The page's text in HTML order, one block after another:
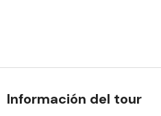
Información del tour